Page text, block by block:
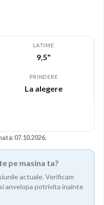
LATIME
9,5"
PRINDERE
La alegere
07.10.2026.
pe masina ta?
actuale. Verificam
anvelopa potrivita inainte